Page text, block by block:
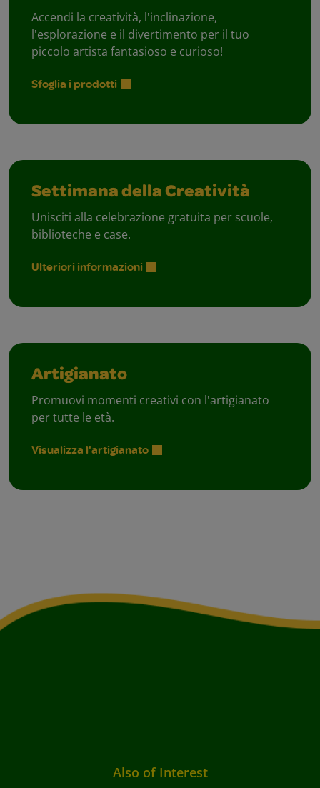
Accendi la creatività, l'inclinazione,
l'esplorazione e il divertimento per il tuo
piccolo artista fantasioso e curioso!
Sfoglia i prodotti
Settimana della Creatività
Unisciti alla celebrazione gratuita per scuole,
biblioteche e case.
Ulteriori informazioni
Artigianato
Promuovi momenti creativi con l'artigianato
per tutte le età.
Visualizza l'artigianato
Also of Interest